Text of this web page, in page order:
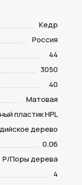
Кедр
Россия
44
3050
40
Матовая
пластик HPL
дерево
0.06
P/Поры дерева
4